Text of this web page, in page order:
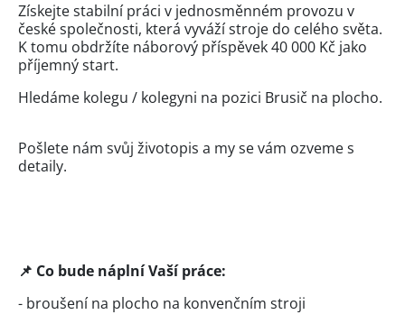
Získejte stabilní práci v jednosměnném provozu v
české společnosti, která vyváží stroje do celého světa.
K tomu obdržíte náborový příspěvek 40 000 Kč jako
příjemný start.
Hledáme kolegu / kolegyni na pozici Brusič na plocho.
Pošlete nám svůj životopis a my se vám ozveme s
detaily.
📌 Co bude náplní Vaší práce:
- broušení na plocho na konvenčním stroji